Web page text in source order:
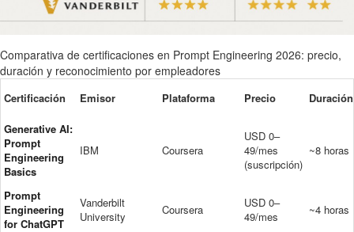
Comparativa de certificaciones en Prompt Engineering 2026: precio,
duración y reconocimiento por empleadores
Certificación Emisor Plataforma Precio Duración
Generative AI:
Prompt
Engineering
Basics
IBM Coursera
USD 0–
49/mes
(suscripción)
~8 horas
Prompt
Engineering
for ChatGPT
Vanderbilt
University
Coursera
USD 0–
49/mes
~4 horas